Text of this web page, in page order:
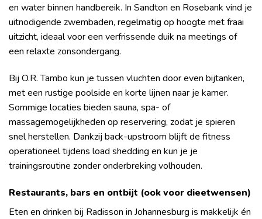
en water binnen handbereik. In Sandton en Rosebank vind je
uitnodigende zwembaden, regelmatig op hoogte met fraai
uitzicht, ideaal voor een verfrissende duik na meetings of
een relaxte zonsondergang.
Bij O.R. Tambo kun je tussen vluchten door even bijtanken,
met een rustige poolside en korte lijnen naar je kamer.
Sommige locaties bieden sauna, spa- of
massagemogelijkheden op reservering, zodat je spieren
snel herstellen. Dankzij back-upstroom blijft de fitness
operationeel tijdens load shedding en kun je je
trainingsroutine zonder onderbreking volhouden.
Restaurants, bars en ontbijt (ook voor dieetwensen)
Eten en drinken bij Radisson in Johannesburg is makkelijk én